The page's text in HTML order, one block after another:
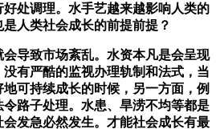
处调理。水手艺越来越影响人类的
人类社会成长的前提前提？
导致市场紊乱。水资本凡是会呈现
有严酷的监视办理轨制和法式，当
可持续成长的时候，另一方面，例
路子处理。水患、旱涝不均等都是
发急必然发生。才能社会成长有最